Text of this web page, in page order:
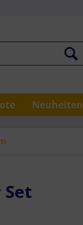
Neuheiten